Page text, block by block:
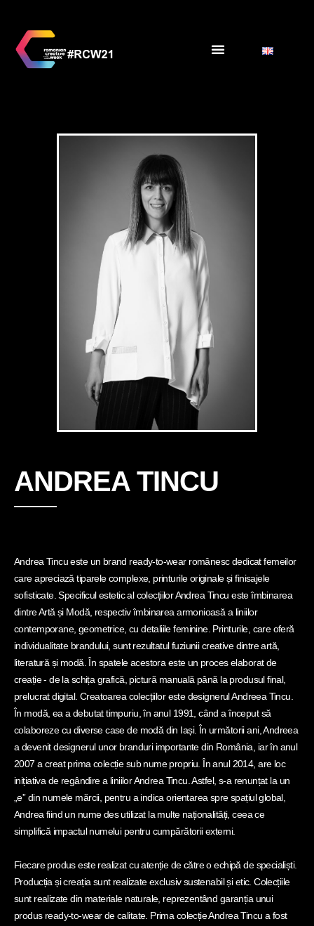
ANDREA TINCU
Andrea Tincu este un brand ready-to-wear românesc dedicat femeilor
care apreciază tiparele complexe, printurile originale și finisajele
sofisticate. Specificul estetic al colecțiilor Andrea Tincu este îmbinarea
dintre Artă și Modă, respectiv îmbinarea armonioasă a liniilor
contemporane, geometrice, cu detaliile feminine. Printurile, care oferă
individualitate brandului, sunt rezultatul fuziunii creative dintre artă,
literatură și modă. În spatele acestora este un proces elaborat de
creație - de la schița grafică, pictură manuală până la produsul final,
prelucrat digital. Creatoarea colecțiilor este designerul Andreea Tincu.
În modă, ea a debutat timpuriu, în anul 1991, când a început să
colaboreze cu diverse case de modă din Iași. În următorii ani, Andreea
a devenit designerul unor branduri importante din România, iar în anul
2007 a creat prima colecție sub nume propriu. În anul 2014, are loc
inițiativa de regândire a liniilor Andrea Tincu. Astfel, s-a renunțat la un
„e” din numele mărcii, pentru a indica orientarea spre spațiul global,
Andrea fiind un nume des utilizat la multe naționalități, ceea ce
simplifică impactul numelui pentru cumpărătorii externi.
Fiecare produs este realizat cu atenție de către o echipă de specialiști.
Producția și creația sunt realizate exclusiv sustenabil și etic. Colecțiile
sunt realizate din materiale naturale, reprezentând garanția unui
produs ready-to-wear de calitate. Prima colecție Andrea Tincu a fost